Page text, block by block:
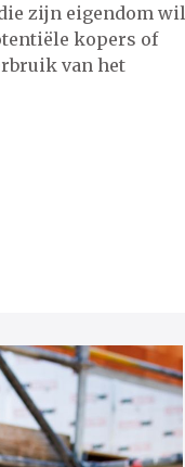
zijn eigendom wil
kopers of
van het